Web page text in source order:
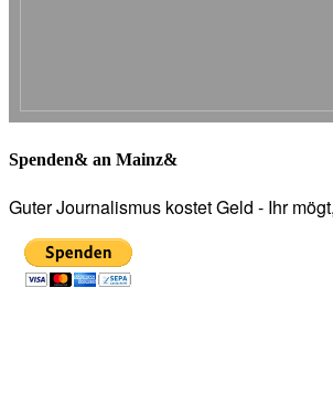
Spenden& an Mainz&
Guter Journalismus kostet Geld - Ihr